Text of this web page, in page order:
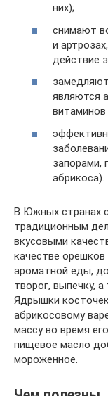
них);
снимают
и
действие
являются
запорами,
абрикоса).
В Южных странах
традиционным
вкусовыми
качестве
ароматной еды,
творог, выпечку,
Ядрышки
абрикосовому
массу во время
пищевое масло
мороженное.